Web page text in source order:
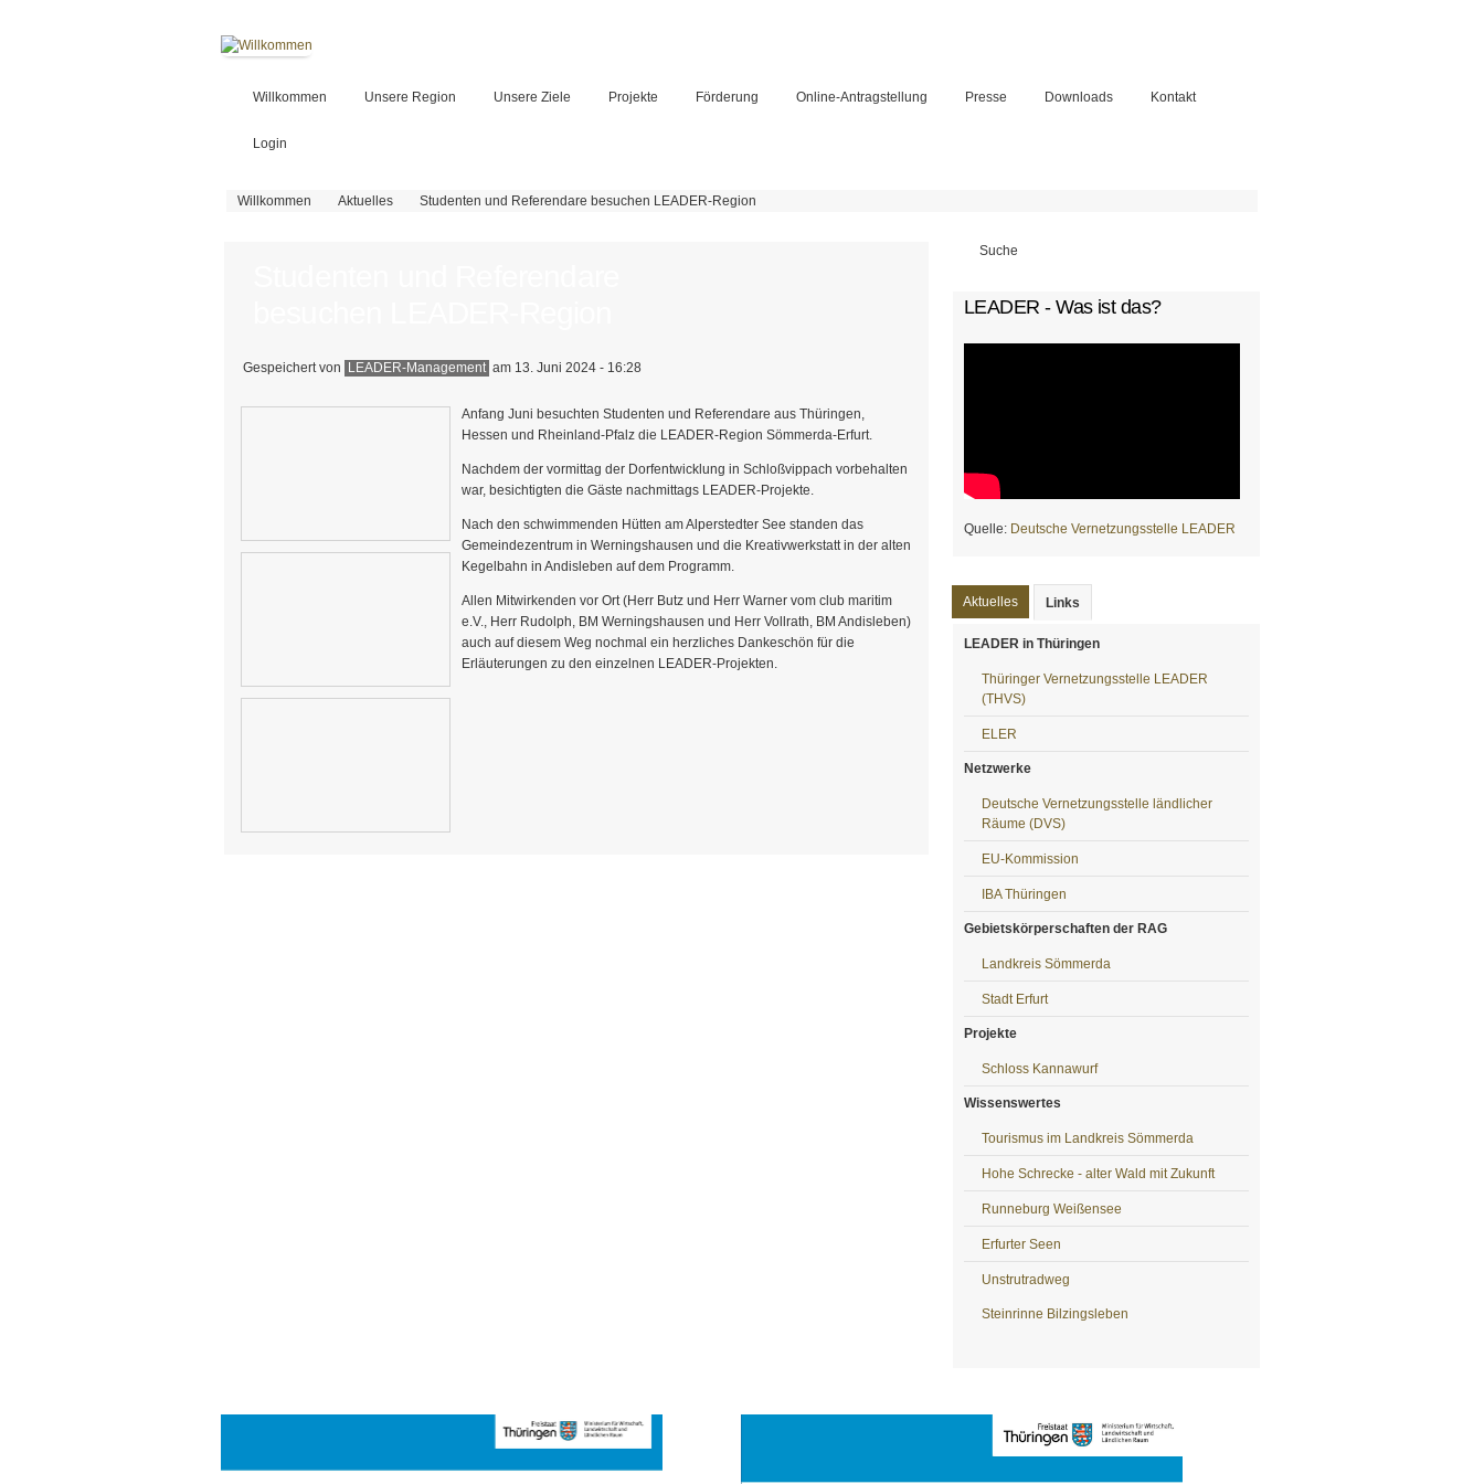
Willkommen Unsere Region Unsere Ziele Projekte Förderung Online-Antragstellung Presse Downloads Kontakt
Login
Sie sind hier
Willkommen Aktuelles Studenten und Referendare besuchen LEADER-Region
Suchformular
LEADER - Was ist das?
Quelle: Deutsche Vernetzungsstelle LEADER
Aktuelles Links
LEADER in Thüringen
Thüringer Vernetzungsstelle LEADER
(THVS)
ELER
Netzwerke
Deutsche Vernetzungsstelle ländlicher
Räume (DVS)
EU-Kommission
IBA Thüringen
Gebietskörperschaften der RAG
Landkreis Sömmerda
Stadt Erfurt
Projekte
Schloss Kannawurf
Wissenswertes
Tourismus im Landkreis Sömmerda
Hohe Schrecke - alter Wald mit Zukunft
Runneburg Weißensee
Erfurter Seen
Unstrutradweg
Steinrinne Bilzingsleben
Gespeichert von LEADER-Management am 13. Juni 2024 - 16:28
Anfang Juni besuchten Studenten und Referendare aus Thüringen,
Hessen und Rheinland-Pfalz die LEADER-Region Sömmerda-Erfurt.
Nachdem der vormittag der Dorfentwicklung in Schloßvippach vorbehalten
war, besichtigten die Gäste nachmittags LEADER-Projekte.
Nach den schwimmenden Hütten am Alperstedter See standen das
Gemeindezentrum in Werningshausen und die Kreativwerkstatt in der alten
Kegelbahn in Andisleben auf dem Programm.
Allen Mitwirkenden vor Ort (Herr Butz und Herr Warner vom club maritim
e.V., Herr Rudolph, BM Werningshausen und Herr Vollrath, BM Andisleben)
auch auf diesem Weg nochmal ein herzliches Dankeschön für die
Erläuterungen zu den einzelnen LEADER-Projekten.